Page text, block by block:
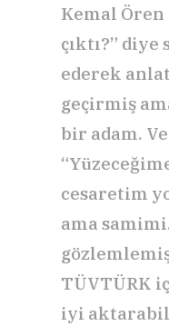
Kemal
çıktı?”
ederek
geçirmiş
bir adam.
cesaretim
ama
TÜVTÜRK
iyi